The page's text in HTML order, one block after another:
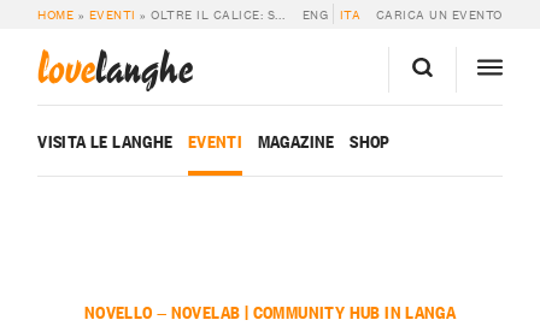
HOME » EVENTI »OLTRE IL CALICE: SAPORI DI LANGA ENG ITA CARICA UN EVENTO
lovelanghe
VISITA LE LANGHE EVENTI MAGAZINE SHOP
NOVELLO — NOVELAB | COMMUNITY HUB IN LANGA